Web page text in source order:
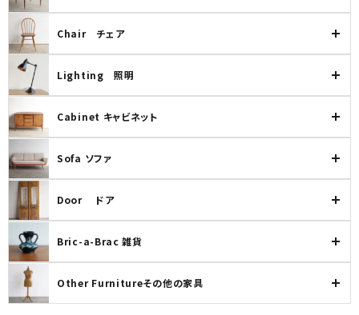
Chair チェア
Lighting 照明
Cabinet キャビネット
Sofa ソファ
Door ドア
Bric-a-Brac 雑貨
Other Furnitureその他の家具